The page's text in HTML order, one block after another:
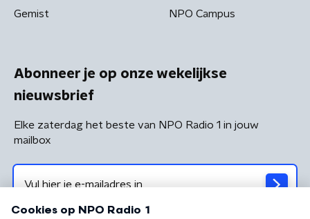
Gemist NPO Campus
Abonneer je op onze wekelijkse
nieuwsbrief
Elke zaterdag het beste van NPO Radio 1 in jouw
mailbox